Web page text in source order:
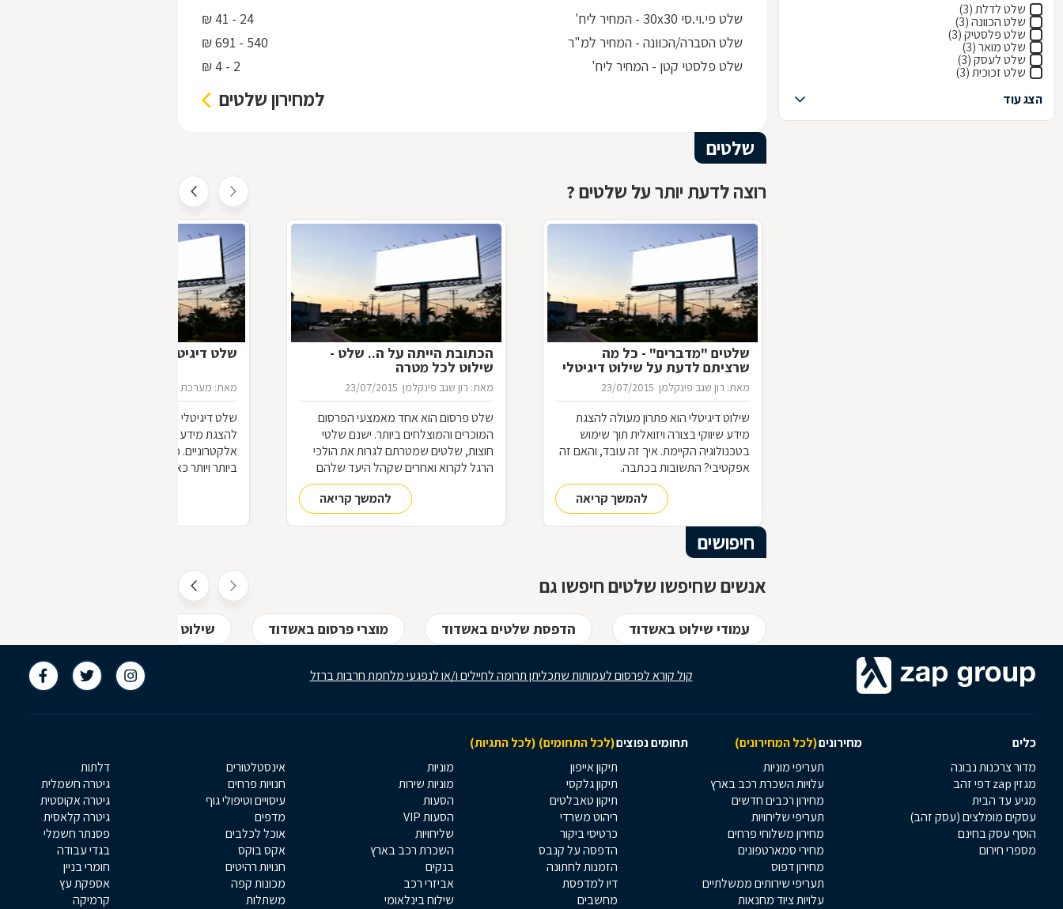
שלט לדלת (3)
שלט הכוונה (3)
שלט פלסטיק (3)
שלט מואר (3)
שלט לעסק (3)
שלט זכוכית (3)
הצג עוד
שלט פי.וי.סי 30x30 - המחיר ליח'
24 - 41 ₪
שלט הסברה/הכוונה - המחיר למ"ר
540 - 691 ₪
שלט פלסטי קטן - המחיר ליח'
2 - 4 ₪
למחירון שלטים
שלטים
רוצה לדעת יותר על שלטים ?
שלטים "מדברים" - כל מה
שרציתם לדעת על שילוט דיגיטלי
מאת: רון שגב פינקלמן 23/07/2015
שילוט דיגיטלי הוא פתרון מעולה להצגת
מידע שיווקי בצורה ויזואלית תוך שימוש
בטכנולוגיה הקיימת. איך זה עובד, והאם זה
אפקטיבי? התשובות בכתבה.
להמשך קריאה
הכתובת הייתה על ה.. שלט -
שילוט לכל מטרה
מאת: רון שגב פינקלמן 23/07/2015
שלט פרסום הוא אחד מאמצעי הפרסום
המוכרים והמוצלחים ביותר. ישנם שלטי
חוצות, שלטים שמטרתם לגרות את הולכי
הרגל לקרוא ואחרים שקהל היעד שלהם
הוא דווקא הנהגים. אך אילו סוגי שלטים
קיימים, מה יתרונותיהם וכיצד תדעו, כבעלי
עסק, לבחור בשילוט המתאים לכם?
להמשך קריאה
שלט דיגיטלי
מאת: מערכת דפי זהב
שלט דיגיטלי הינו כל מסך או מתקן אחר
להצגת מידע ויזואלי תוך שימוש בכלים
אלקטרוניים. ככל שחולף הזמן אנו מוצפים
ביותר ויותר כאלה, וזה עוד כלום לעומת מה
חיפושים
אנשים שחיפשו שלטים חיפשו גם
עמודי שילוט באשדוד הדפסת שלטים באשדוד מוצרי פרסום באשדוד שילוט חוצות באשדוד
קול קורא לפרסום לעמותות שתכליתן תרומה לחיילים ו/או לנפגעי מלחמת חרבות ברזל
כלים מחירונים(לכל המחירונים) תחומים נפוצים(לכל התחומים) (לכל התגיות)
מדור צרכנות נבונה
מגזין zap דפי זהב
מגיע עד הבית
עסקים מומלצים (עסק זהב)
הוסף עסק בחינם
מספרי חירום
תעריפי מוניות
עלויות השכרת רכב בארץ
מחירון רכבים חדשים
תעריפי שליחויות
מחירון משלוחי פרחים
מחירי סמארטפונים
מחירון דפוס
תעריפי שירותים ממשלתיים
עלויות ציוד מחנאות
תיקון אייפון
תיקון גלקסי
תיקון טאבלטים
ריהוט משרדי
כרטיסי ביקור
הדפסה על קנבס
הזמנות לחתונה
דיו למדפסת
מחשבים
מוניות
מוניות שירות
הסעות
הסעות VIP
שליחויות
השכרת רכב בארץ
בנקים
אביזרי רכב
שילוח בינלאומי
אינסטלטורים
חנויות פרחים
עיסויים וטיפולי גוף
מדפים
אוכל לכלבים
אקס בוקס
חנויות רהיטים
מכונות קפה
משתלות
דלתות
גיטרה חשמלית
גיטרה אקוסטית
גיטרה קלאסית
פסנתר חשמלי
בגדי עבודה
חומרי בניין
אספקת עץ
קרמיקה